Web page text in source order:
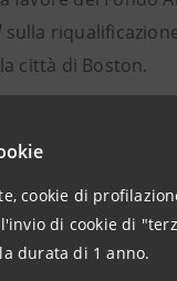
cookie di
di cookie di
durata di 1 anno.
sulla
città di Boston.